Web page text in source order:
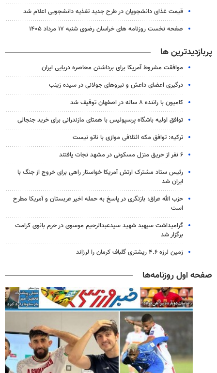
قیمت غذای دانشجویان در طرح جدید تغذیه دانشجویی اعلام شد
صفحه نخست روزنامه های خراسان رضوی شنبه ۱۷ مرداد ۱۴۰۵
پربازدیدترین ها
موافقت مشروط آمریکا برای برداشتن محاصره دریایی ایران
درگیری اعضای داعش و نیروهای جولانی در سیده زینب
کامیون با راننده ۸ ساله در اصفهان توقیف شد
توافق اولیه باشگاه پرسپولیس با همتای مازندرانی برای خرید جنجالی
ترکیه: توافق مکه ائتلافی موازی با ناتو نیست
۶ نفر از حریق منزل مسکونی در مشهد نجات یافتند
رئیس ستاد مشترک ارتش آمریکا خواستار راهی برای خروج از جنگ با
ایران شد
حزب الله عراق: بازنگری در پاسخ به حمله اخیر عربستان و آمریکا مطرح
است
گرامیداشت سپهبد شهید سیدعبدالرحیم موسوی در حرم بانوی کرامت
برگزار شد
زمین لرزه ۴.۶ ریشتری گلباف کرمان را لرزاند
صفحه اول روزنامه‌ها